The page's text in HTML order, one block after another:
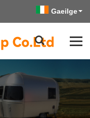
Gaeilge